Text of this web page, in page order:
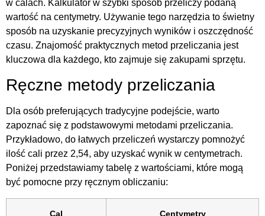
w calach. Kalkulator w szybki sposób przeliczy podaną
wartość na centymetry. Używanie tego narzędzia to świetny
sposób na uzyskanie precyzyjnych wyników i oszczędność
czasu. Znajomość praktycznych metod przeliczania jest
kluczowa dla każdego, kto zajmuje się zakupami sprzętu.
Ręczne metody przeliczania
Dla osób preferujących tradycyjne podejście, warto
zapoznać się z podstawowymi metodami przeliczania.
Przykładowo, do łatwych przeliczeń wystarczy pomnożyć
ilość cali przez 2,54, aby uzyskać wynik w centymetrach.
Poniżej przedstawiamy tabelę z wartościami, które mogą
być pomocne przy ręcznym obliczaniu:
Cal Centymetry